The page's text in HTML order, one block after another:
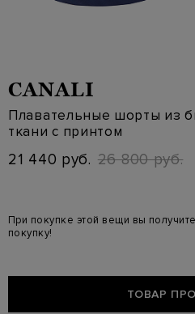
CANALI
Плавательные шорты из
ткани с принтом
21 440 руб. 26 800 руб.
При покупке этой вещи вы
покупку!
ТОВАР